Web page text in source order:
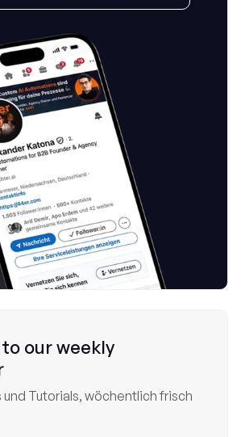
our weekly
und Tutorials, wöchentlich frisch